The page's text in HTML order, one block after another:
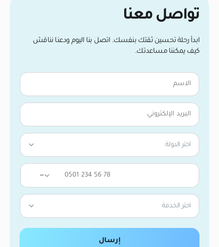
تواصل معنا
ابدأ رحلة تحسين ثقتك بنفسك. اتصل بنا اليوم ودعنا نناقش
كيف يمكننا مساعدتك.
اختر الدولة
—
اختر الخدمة
إرسال